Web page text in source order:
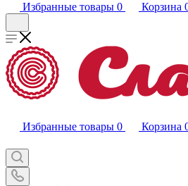
Избранные товары 0 Корзина
Избранные товары 0 Корзина